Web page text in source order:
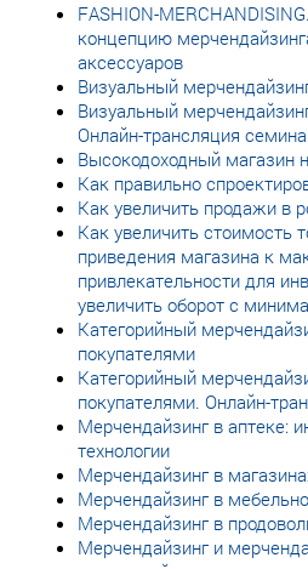
FASHION-
концепцию
аксессуаров
Визуальный
Визуальный
Онлайн-трансляция
Высокодоходный магазин
Как правильно
Как увеличить продажи в
Как увеличить стоимость
приведения магазина к
привлекательности для
увеличить оборот с
Категорийный
покупателями
Категорийный
покупателями. Онлайн-
Мерчендайзинг в аптеке:
технологии
Мерчендайзинг в
Мерчендайзинг в
Мерчендайзинг в
Мерчендайзинг и